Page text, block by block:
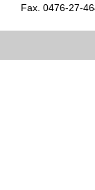
Fax. 0476-27-